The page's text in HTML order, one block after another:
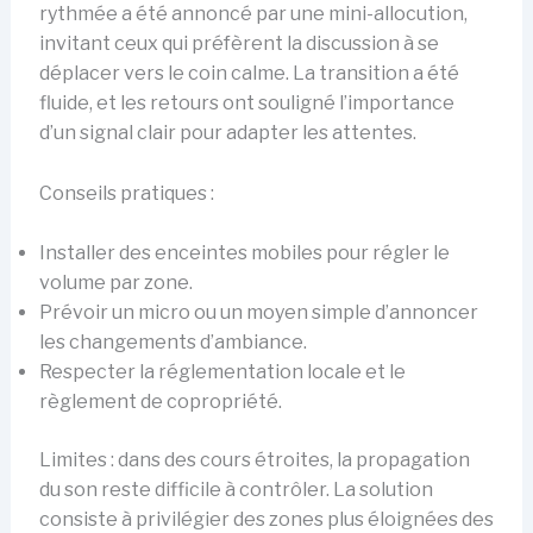
rythmée a été annoncé par une mini-allocution,
invitant ceux qui préfèrent la discussion à se
déplacer vers le coin calme. La transition a été
fluide, et les retours ont souligné l’importance
d’un signal clair pour adapter les attentes.
Conseils pratiques :
Installer des enceintes mobiles pour régler le
volume par zone.
Prévoir un micro ou un moyen simple d’annoncer
les changements d’ambiance.
Respecter la réglementation locale et le
règlement de copropriété.
Limites : dans des cours étroites, la propagation
du son reste difficile à contrôler. La solution
consiste à privilégier des zones plus éloignées des